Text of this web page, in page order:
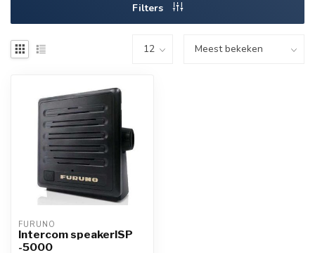
Filters
FURUNO
Intercom speakerISP
-5000